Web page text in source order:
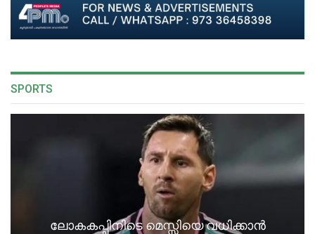
SPORTS
ലോകകപ്പിനിടെ മെസ്സിയെ വധിക്കാൻ